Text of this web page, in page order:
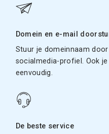
Domein en e-mail
Stuur je domeinnaam
socialmedia-profiel. Ook
eenvoudig.
De beste service